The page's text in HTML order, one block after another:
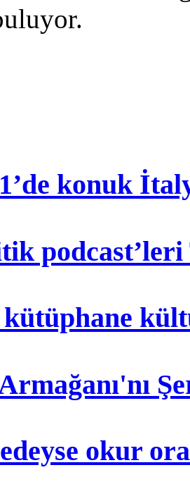
konuk
podcast’leri
okur